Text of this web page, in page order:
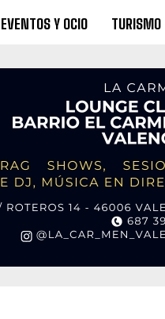
EVENTOS Y OCIO TURISMO